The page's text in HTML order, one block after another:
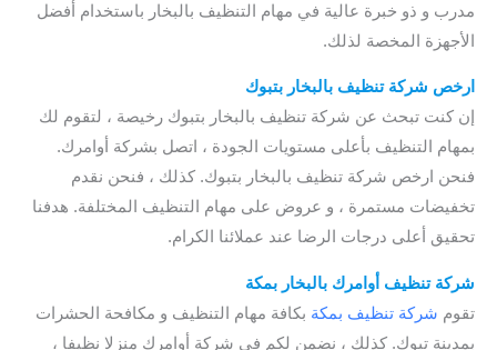
مدرب و ذو خبرة عالية في مهام التنظيف بالبخار باستخدام أفضل
الأجهزة المخصة لذلك.
ارخص شركة تنظيف بالبخار بتبوك
إن كنت تبحث عن شركة تنظيف بالبخار بتبوك رخيصة ، لتقوم لك
بمهام التنظيف بأعلى مستويات الجودة ، اتصل بشركة أوامرك.
فنحن ارخص شركة تنظيف بالبخار بتبوك. كذلك ، فنحن نقدم
تخفيضات مستمرة ، و عروض على مهام التنظيف المختلفة. هدفنا
تحقيق أعلى درجات الرضا عند عملائنا الكرام.
شركة تنظيف أوامرك بالبخار بمكة
تقوم شركة تنظيف بمكة بكافة مهام التنظيف و مكافحة الحشرات
بمدينة تبوك. كذلك ، نضمن لكم في شركة أوامرك منزلا نظيفا ،